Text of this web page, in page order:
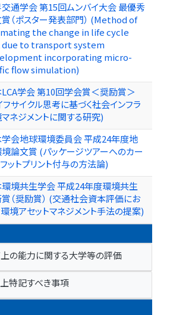
通学会 第15回ムンバイ大会 最優秀
（ポスター発表部門） (Method of
the change in life cycle
due to transport system
incorporating micro-
flow simulation)
LCA学会 第10回学会賞＜奨励賞＞
フサイクル思考に基づく社会インフラ
ネジメントに関する研究)
会地球環境委員会 平成24年度地
論文賞 (パッケージツアーへのカー
ットプリント付与の方法論)
環境共生学会 平成24年度環境共生
（奨励賞） (交通社会資本評価にお
境アセットマネジメント手法の提案)
の能力に関する大学等の評価
特記すべき事項